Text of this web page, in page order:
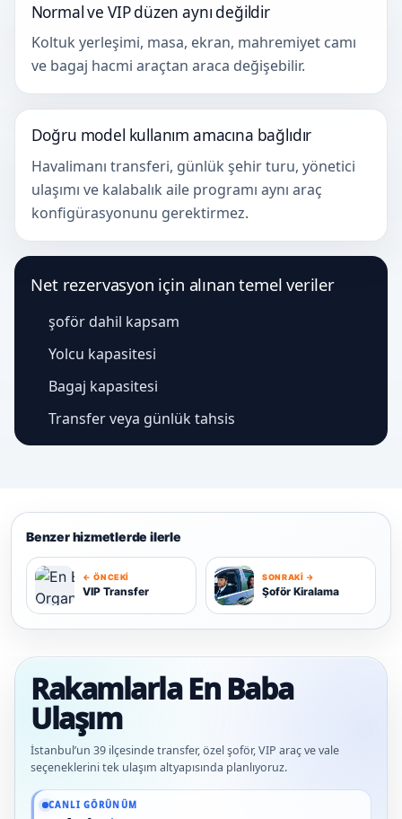
Normal ve VIP düzen aynı değildir
Koltuk yerleşimi, masa, ekran, mahremiyet camı
ve bagaj hacmi araçtan araca değişebilir.
Doğru model kullanım amacına bağlıdır
Havalimanı transferi, günlük şehir turu, yönetici
ulaşımı ve kalabalık aile programı aynı araç
konfigürasyonunu gerektirmez.
Net rezervasyon için alınan temel veriler
şoför dahil kapsam
Yolcu kapasitesi
Bagaj kapasitesi
Transfer veya günlük tahsis
Benzer hizmetlerde ilerle
V
← ÖNCEKI
VIP Transfer Ş SONRAKI →
Şoför Kiralama
Rakamlarla En Baba
Ulaşım
İstanbul’un 39 ilçesinde transfer, özel şoför, VIP araç ve vale
seçeneklerini tek ulaşım altyapısında planlıyoruz.
CANLI GÖRÜNÜM
Güncel veriler: 1.291+ En Baba ağı hizmet deneyimi; 91 platform genelinde